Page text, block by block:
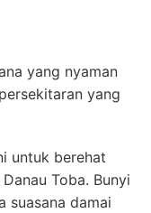
yang nyaman
yang
untuk berehat
Toba. Bunyi
suasana damai